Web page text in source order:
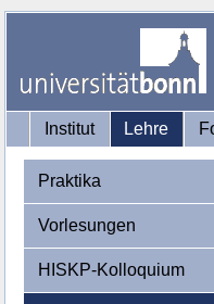
Institut Lehre
Praktika
Vorlesungen
HISKP-Kolloquium